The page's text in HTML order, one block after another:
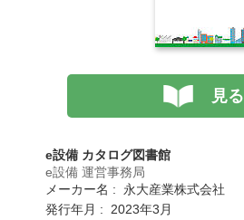
見る
e設備 カタログ図書館
e設備 運営事務局
メーカー名 : 永大産業株式会社
発行年月 : 2023年3月